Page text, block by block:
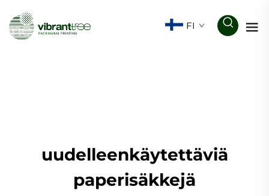
FI
uudelleenkäytettäviä
paperisäkkejä